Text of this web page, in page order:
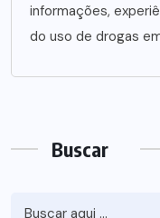
informações,
do uso de drogas
Buscar